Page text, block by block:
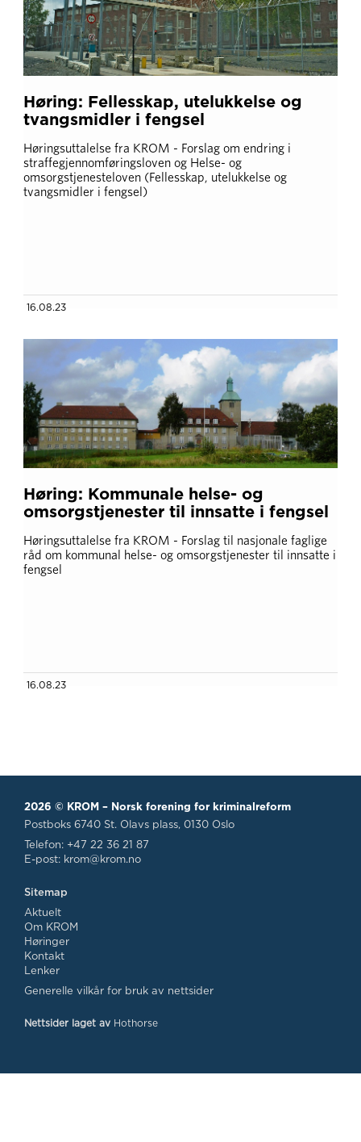
Høring: Fellesskap, utelukkelse og
tvangsmidler i fengsel
Høringsuttalelse fra KROM - Forslag om endring i
straffegjennomføringsloven og Helse- og
omsorgstjenesteloven (Fellesskap, utelukkelse og
tvangsmidler i fengsel)
16.08.23
Høring: Kommunale helse- og
omsorgstjenester til innsatte i fengsel
Høringsuttalelse fra KROM - Forslag til nasjonale faglige
råd om kommunal helse- og omsorgstjenester til innsatte i
fengsel
16.08.23
2026 © KROM – Norsk forening for kriminalreform
Postboks 6740 St. Olavs plass, 0130 Oslo
Telefon: +47 22 36 21 87
E-post: krom@krom.no
Sitemap
Aktuelt
Om KROM
Høringer
Kontakt
Lenker
Generelle vilkår for bruk av nettsider
Nettsider laget av Hothorse